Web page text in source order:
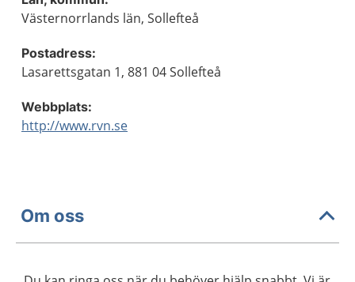
Västernorrlands län, Sollefteå
Postadress:
Lasarettsgatan 1, 881 04 Sollefteå
Webbplats:
http://www.rvn.se
Om oss